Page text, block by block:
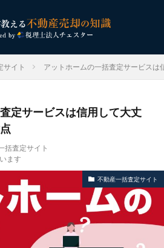
サイト アットホームの一括査定サービス
定サービスは信用して大丈
括査定サイト
ます
不動産一括査定サイト